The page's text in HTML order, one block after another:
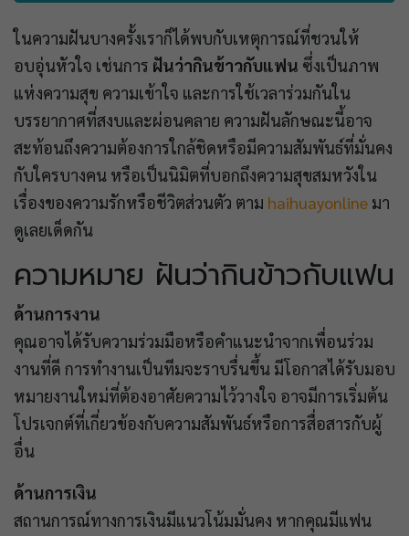
ในความฝันบางครั้งเราก็ได้พบกับเหตุการณ์ที่ชวนให้
อบอุ่นหัวใจ เช่นการ ฝันว่ากินข้าวกับแฟน ซึ่งเป็นภาพ
แห่งความสุข ความเข้าใจ และการใช้เวลาร่วมกันใน
บรรยากาศที่สงบและผ่อนคลาย ความฝันลักษณะนี้อาจ
สะท้อนถึงความต้องการใกล้ชิดหรือมีความสัมพันธ์ที่มั่นคง
กับใครบางคน หรือเป็นนิมิตที่บอกถึงความสุขสมหวังใน
เรื่องของความรักหรือชีวิตส่วนตัว ตาม haihuayonline มา
ดูเลยเด็ดกัน
ความหมาย ฝันว่ากินข้าวกับแฟน
ด้านการงาน
คุณอาจได้รับความร่วมมือหรือคำแนะนำจากเพื่อนร่วม
งานที่ดี การทำงานเป็นทีมจะราบรื่นขึ้น มีโอกาสได้รับมอบ
หมายงานใหม่ที่ต้องอาศัยความไว้วางใจ อาจมีการเริ่มต้น
โปรเจกต์ที่เกี่ยวข้องกับความสัมพันธ์หรือการสื่อสารกับผู้
อื่น
ด้านการเงิน
สถานการณ์ทางการเงินมีแนวโน้มมั่นคง หากคุณมีแฟน